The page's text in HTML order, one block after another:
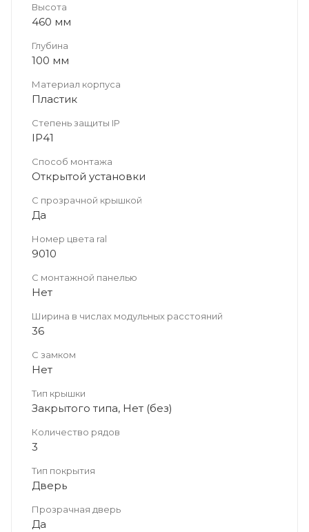
Высота
460 мм
Глубина
100 мм
Материал корпуса
Пластик
Степень защиты IP
IP41
Способ монтажа
Открытой установки
С прозрачной крышкой
Да
Номер цвета ral
9010
С монтажной панелью
Нет
Ширина в числах модульных расстояний
36
С замком
Нет
Тип крышки
Закрытого типа, Нет (без)
Количество рядов
3
Тип покрытия
Дверь
Прозрачная дверь
Да